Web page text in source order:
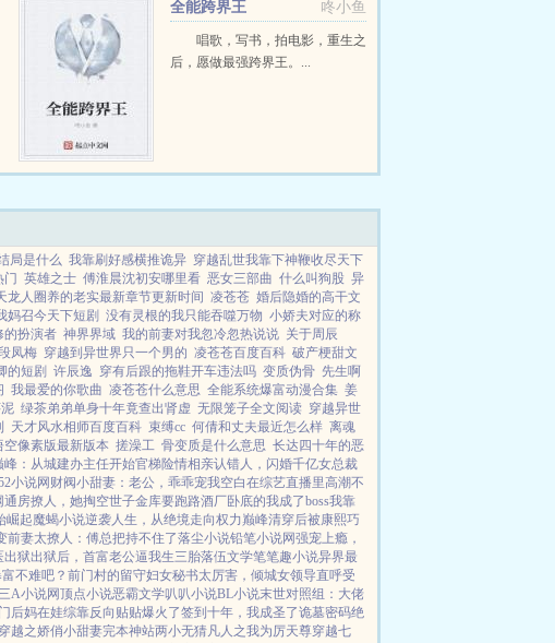
咚小鱼
全能跨界王
唱歌，写书，拍电影，重生之
后，愿做最强跨界王。...
局是什么 我靠刷好感横推诡异 穿越乱世我靠下神鞭收尽天下
门 英雄之士 傅淮晨沈初安哪里看 恶女三部曲 什么叫狗股 异
龙人圈养的老实最新章节更新时间 凌苍苍 婚后隐婚的高干文
妈召今天下短剧 没有灵根的我只能吞噬万物 小娇夫对应的称
的扮演者 神界界域 我的前妻对我忽冷忽热说说 关于周辰
凤梅 穿越到异世界只一个男的 凌苍苍百度百科 破产梗甜文
的短剧 许辰逸 穿有后跟的拖鞋开车违法吗 变质伪骨 先生啊
我最爱的你歌曲 凌苍苍什么意思 全能系统爆富动漫合集 姜
绿茶弟弟单身十年竟查出肾虚 无限笼子全文阅读 穿越异世
天才风水相师百度百科 束缚cc 何倩和丈夫最近怎么样 离魂
空像素版最新版本 搓澡工 骨变质是什么意思 长达四十年的恶
峰：从城建办主任开始官梯险情相亲认错人，闪婚千亿女总裁
小说网 财阀小甜妻：老公，乖乖宠我空白在综艺直播里高潮不
通房撩人，她掏空世子金库要跑路酒厂卧底的我成了boss我靠
崛起魔蝎小说逆袭人生，从绝境走向权力巅峰清穿后被康熙巧
前妻太撩人：傅总把持不住了落尘小说铅笔小说网强宠上瘾，
出狱出狱后，首富老公逼我生三胎落伍文学笔笔趣小说异界最
不难吧？ 前门村的留守妇女秘书太厉害，倾城女领导直呼受
三A小说网顶点小说恶霸文学叭叭小说BL小说末世对照组：大佬
后妈在娃综靠反向贴贴爆火了签到十年，我成圣了诡墓密码绝
穿越之娇俏小甜妻完本神站两小无猜凡人之我为厉天尊穿越七